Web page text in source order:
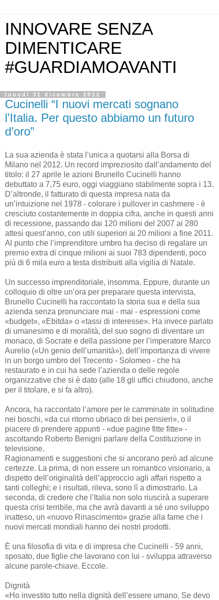
INNOVARE SENZA
DIMENTICARE
#GUARDIAMOAVANTI
lunedì 31 dicembre 2012
Cucinelli “I nuovi mercati sognano
l’Italia. Per questo abbiamo un futuro
d’oro”
La sua azienda è stata l’unica a quotarsi alla Borsa di
Milano nel 2012. Un record impreziosito dall’andamento del
titolo: il 27 aprile le azioni Brunello Cucinelli hanno
debuttato a 7,75 euro, oggi viaggiano stabilmente sopra i 13.
D’altronde, il fatturato di questa impresa nata da
un’intuizione nel 1978 - colorare i pullover in cashmere - è
cresciuto costantemente in doppia cifra, anche in questi anni
di recessione, passando dai 120 milioni del 2007 ai 280
attesi quest’anno, con utili superiori ai 20 milioni a fine 2011.
Al punto che l’imprenditore umbro ha deciso di regalare un
premio extra di cinque milioni ai suoi 783 dipendenti, poco
più di 6 mila euro a testa distribuiti alla vigilia di Natale.
Un successo imprenditoriale, insomma. Eppure, durante un
colloquio di oltre un’ora per preparare questa intervista,
Brunello Cucinelli ha raccontato la storia sua e della sua
azienda senza pronunciare mai - mai - espressioni come
«budget», «Ebitda» o «tassi di interesse». Ha invece parlato
di umanesimo e di moralità, del suo sogno di diventare un
monaco, di Socrate e della passione per l’imperatore Marco
Aurelio («Un genio dell’umanità»), dell’importanza di vivere
in un borgo umbro del Trecento - Solomeo - che ha
restaurato e in cui ha sede l’azienda o delle regole
organizzative che si è dato (alle 18 gli uffici chiudono, anche
per il titolare, e si fa altro).
Ancora, ha raccontato l’amore per le camminate in solitudine
nei boschi, «da cui ritorno ubriaco di bei pensieri», o il
piacere di prendere appunti - «due pagine fitte fitte» -
ascoltando Roberto Benigni parlare della Costituzione in
televisione.
Ragionamenti e suggestioni che si ancorano però ad alcune
certezze. La prima, di non essere un romantico visionario, a
dispetto dell’originalità dell’approccio agli affari rispetto a
tanti colleghi; e i risultati, rileva, sono lì a dimostrarlo. La
seconda, di credere che l’Italia non solo riuscirà a superare
questa crisi terribile, ma che avrà davanti a sé uno sviluppo
inatteso, un «nuovo Rinascimento» grazie alla fame che i
nuovi mercati mondiali hanno dei nostri prodotti.
È una filosofia di vita e di impresa che Cucinelli - 59 anni,
sposato, due figlie che lavorano con lui - sviluppa attraverso
alcune parole-chiave. Eccole.
Dignità
«Ho investito tutto nella dignità dell’essere umano. Se devo